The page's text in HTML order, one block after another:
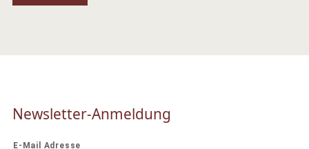
Newsletter-Anmeldung